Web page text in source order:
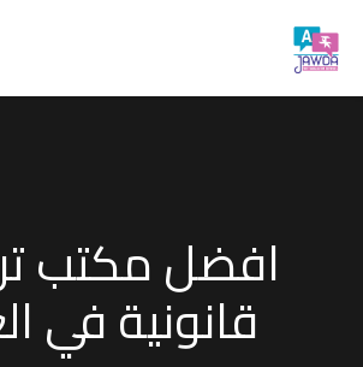
افضل مكتب
قانونية في